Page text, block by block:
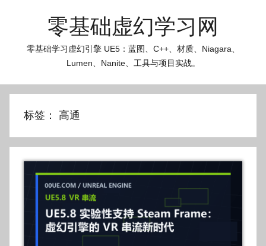
零基础虚幻学习网
零基础学习虚幻引擎 UE5：蓝图、C++、材质、Niagara、
Lumen、Nanite、工具与项目实战。
标签： 高通